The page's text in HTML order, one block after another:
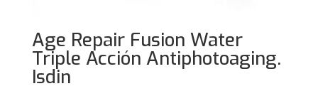
Age Repair Fusion Water
Triple Acción Antiphotoaging.
Isdin